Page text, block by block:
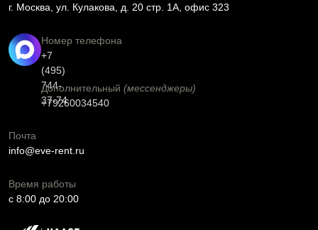
г. Москва, ул. Кулакова, д. 20 стр. 1А, офис 323
Номер телефона
+7
(495)
744-
37-74
Дополнительный (мессенджеры)
+79260034540
Почта
info@eve-rent.ru
Время работы
c 8:00 до 20:00